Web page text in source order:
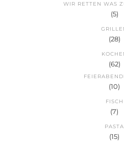
WIR RETTEN WAS
(5)
(28)
(62)
(10)
FISCH
(7)
PASTA
(15)